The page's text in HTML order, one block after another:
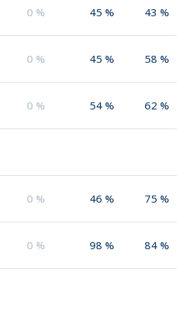
0 % 45 % 43 %
0 % 45 % 58 %
0 % 54 % 62 %
0 % 46 % 75 %
0 % 98 % 84 %